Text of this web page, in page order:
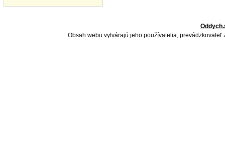
Obsah webu vytvárajú jeho používatelia,